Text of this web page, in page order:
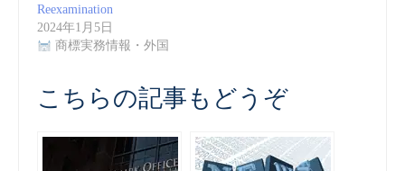
Reexamination
2024年1月5日
商標実務情報・外国
こちらの記事もどうぞ